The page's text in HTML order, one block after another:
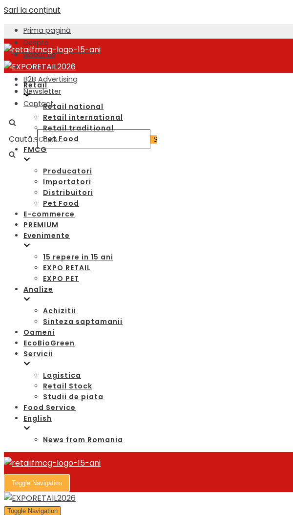
Sari la conținut
Prima pagină
Despre
About us
Publicitate B2B
B2B Advertising
Newsletter
Contact
Caută...
Retail
Retail national
Retail international
Retail traditional
Pet Food
FMCG
Producatori
Importatori
Distribuitori
Pet Food
E-commerce
PREMIUM
Evenimente
15 repere in 15 ani
EXPO RETAIL
EXPO PET
Analize
Achizitii
Sinteza saptamanii
Oameni
EcoBioGreen
Servicii
Logistica
Retail Stock
Studii de piata
Food Service
English
News from Romania
Toggle Navigation
Toggle Navigation